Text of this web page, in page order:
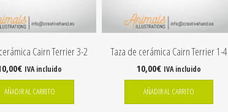
Cairn Terrier 3-2
€ IVA incluido
AÑADIR AL CARRITO
Taza de cerámica Cairn Terrier 1-4
10,00€ IVA incluido
AÑADIR AL CARRITO